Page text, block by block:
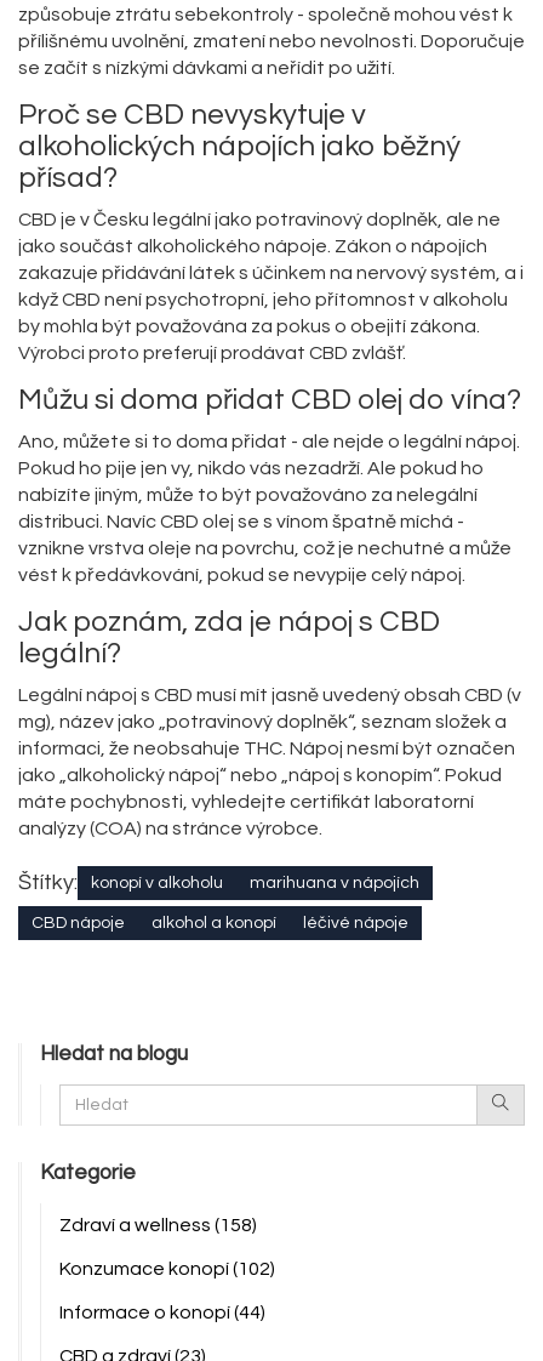
způsobuje ztrátu sebekontroly - společně mohou vést k
přílišnému uvolnění, zmatení nebo nevolnosti. Doporučuje
se začít s nízkými dávkami a neřídit po užití.
Proč se CBD nevyskytuje v
alkoholických nápojích jako běžný
přísad?
CBD je v Česku legální jako potravinový doplněk, ale ne
jako součást alkoholického nápoje. Zákon o nápojích
zakazuje přidávání látek s účinkem na nervový systém, a i
když CBD není psychotropní, jeho přítomnost v alkoholu
by mohla být považována za pokus o obejití zákona.
Výrobci proto preferují prodávat CBD zvlášť.
Můžu si doma přidat CBD olej do vína?
Ano, můžete si to doma přidat - ale nejde o legální nápoj.
Pokud ho pije jen vy, nikdo vás nezadrží. Ale pokud ho
nabízíte jiným, může to být považováno za nelegální
distribuci. Navíc CBD olej se s vínom špatně míchá -
vznikne vrstva oleje na povrchu, což je nechutné a může
vést k předávkování, pokud se nevypije celý nápoj.
Jak poznám, zda je nápoj s CBD
legální?
Legální nápoj s CBD musí mít jasně uvedený obsah CBD (v
mg), název jako „potravinový doplněk“, seznam složek a
informaci, že neobsahuje THC. Nápoj nesmí být označen
jako „alkoholický nápoj“ nebo „nápoj s konopím“. Pokud
máte pochybnosti, vyhledejte certifikát laboratorní
analýzy (COA) na stránce výrobce.
Štítky: konopí v alkoholu marihuana v nápojích
CBD nápoje alkohol a konopí léčivé nápoje
Hledat na blogu
Kategorie
Zdraví a wellness (158)
Konzumace konopí(102)
Informace o konopí(44)
CBD a zdraví(23)